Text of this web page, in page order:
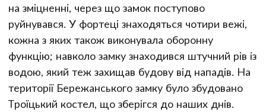
на зміцненні, через що замок поступово
руйнувався. У фортеці знаходяться чотири вежі,
кожна з яких також виконувала оборонну
функцію; навколо замку знаходився штучний рів із
водою, який теж захищав будову від нападів. На
території Бережанського замку було збудовано
Троїцький костел, що зберігся до наших днів.